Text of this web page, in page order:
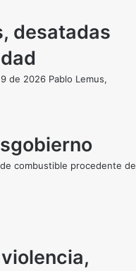
desatadas
de 2026 Pablo Lemus,
combustible procedente de